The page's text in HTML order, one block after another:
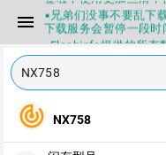
menu
▪兄弟们没事不要乱下
下载服务会暂停一段时
▪Flashinfo提供的所有
本来就有不确定性，
数据都不要100%相信
▪如果发现数据有错误
迎积极反馈，
指导性数据
track_changes NX758